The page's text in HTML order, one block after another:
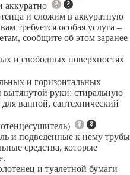
аккуратно
и сложим в аккуратную
требуется особая услуга –
сообщите об этом заранее
и свободных поверхностях
и горизонтальных
вытянутой руки: стиральную
ванной, сантехнический
и подведенные к нему трубы
средства, которые
и туалетной бумаги